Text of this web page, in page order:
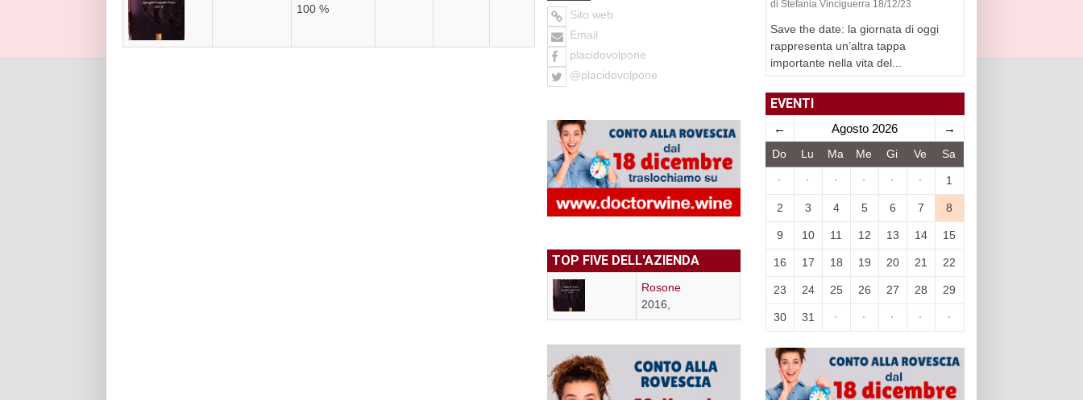
100 %
Sito web
Email
placidovolpone
@placidovolpone
TOP FIVE DELL'AZIENDA
Rosone
2016,
di Stefania Vinciguerra 18/12/23
Save the date: la giornata di oggi
rappresenta un’altra tappa
importante nella vita del...
EVENTI
← Agosto 2026 →
Do Lu Ma Me Gi Ve Sa
· · · · · · 1
2 3 4 5 6 7 8
9 10 11 12 13 14 15
16 17 18 19 20 21 22
23 24 25 26 27 28 29
30 31 · · · · ·